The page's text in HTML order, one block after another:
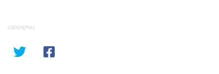
UDOSTĘPNIJ